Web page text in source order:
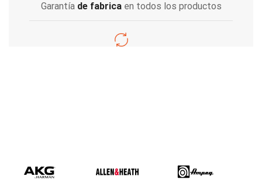
Garantía de fabricaen todos los productos